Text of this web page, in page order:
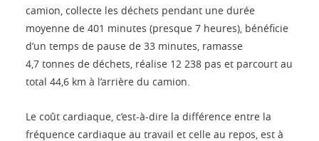
camion, collecte les déchets pendant une durée
moyenne de 401 minutes (presque 7 heures), bénéficie
d’un temps de pause de 33 minutes, ramasse
4,7 tonnes de déchets, réalise 12 238 pas et parcourt au
total 44,6 km à l’arrière du camion.
Le coût cardiaque, c’est-à-dire la différence entre la
fréquence cardiaque au travail et celle au repos, est à